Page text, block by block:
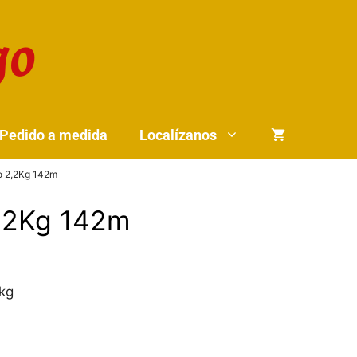
Pedido a medida Localízanos
2,2Kg 142m
142m